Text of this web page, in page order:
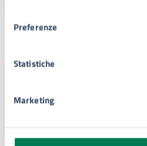
Preferenze
Statistiche
Marketing
Unità
- Elettorale (E.Q)